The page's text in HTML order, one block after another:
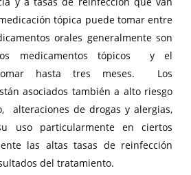
tópica puede tomar entre
orales generalmente son
medicamentos tópicos y el
hasta tres meses. Los
asociados también a alto riesgo
alteraciones de drogas y alergias,
uso particularmente en ciertos
las altas tasas de reinfección
del tratamiento.